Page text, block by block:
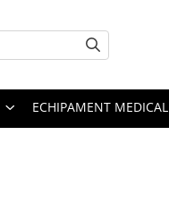
ECHIPAMENT MEDICAL